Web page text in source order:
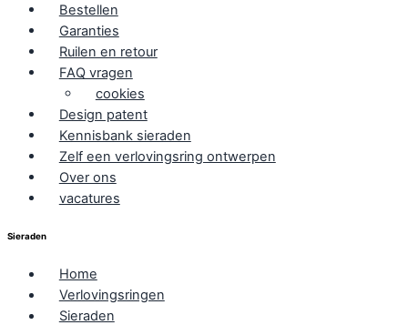
Bestellen
Garanties
Ruilen en retour
FAQ vragen
cookies
Design patent
Kennisbank sieraden
Zelf een verlovingsring ontwerpen
Over ons
vacatures
Sieraden
Home
Verlovingsringen
Sieraden